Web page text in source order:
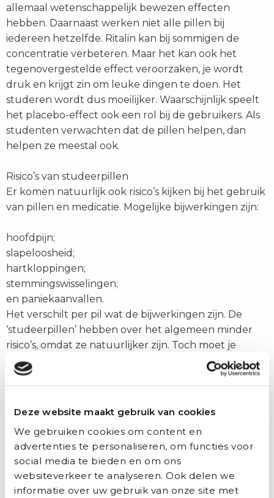
Deze website maakt gebruik van cookies
We gebruiken cookies om content en
advertenties te personaliseren, om functies voor
social media te bieden en om ons
websiteverkeer te analyseren. Ook delen we
informatie over uw gebruik van onze site met
allemaal wetenschappelijk bewezen effecten
hebben. Daarnaast werken niet alle pillen bij
iedereen hetzelfde. Ritalin kan bij sommigen de
concentratie verbeteren. Maar het kan ook het
tegenovergestelde effect veroorzaken, je wordt
druk en krijgt zin om leuke dingen te doen. Het
studeren wordt dus moeilijker. Waarschijnlijk speelt
het placebo-effect ook een rol bij de gebruikers. Als
studenten verwachten dat de pillen helpen, dan
helpen ze meestal ook.
Risico’s van studeerpillen
Er komen natuurlijk ook risico’s kijken bij het gebruik
van pillen en medicatie. Mogelijke bijwerkingen zijn:
hoofdpijn;
slapeloosheid;
hartkloppingen;
stemmingswisselingen;
en paniekaanvallen.
Het verschilt per pil wat de bijwerkingen zijn. De
‘studeerpillen’ hebben over het algemeen minder
risico’s, omdat ze natuurlijker zijn. Toch moet je
letten op de hoeveelheid cafeïne. Wanneer je teveel
cafeïne inneemt, kan je gaan beven en
het studeren is voldoende slaap. Tijdens je slaap
verwerken je hersenen informatie naar je
langetermijngeheugen. Ook sporten heeft veel
voordelen. Het maakt je gemotiveerder en